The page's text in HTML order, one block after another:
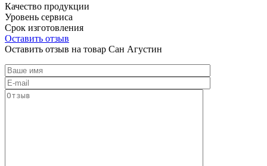
Качество продукции
Уровень сервиса
Срок изготовления
Оставить отзыв
Оставить отзыв на товар Сан Агустин